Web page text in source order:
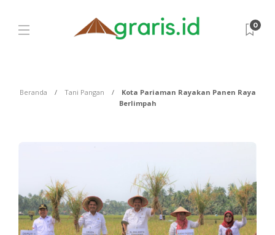
0
Beranda Tani Pangan
Kota Pariaman Rayakan Panen Raya
Berlimpah